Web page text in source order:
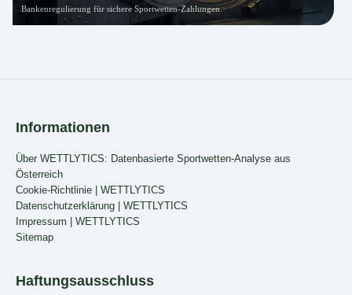
Bankenregulierung für sichere Sportwetten-Zahlungen.
Informationen
Über WETTLYTICS: Datenbasierte Sportwetten-Analyse aus
Österreich
Cookie-Richtlinie | WETTLYTICS
Datenschutzerklärung | WETTLYTICS
Impressum | WETTLYTICS
Sitemap
Haftungsausschluss